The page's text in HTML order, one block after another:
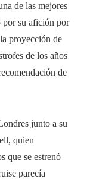
de las mejores
por su afición por
proyección de
de los años
de
junto a su
quien
que se estrenó
parecía